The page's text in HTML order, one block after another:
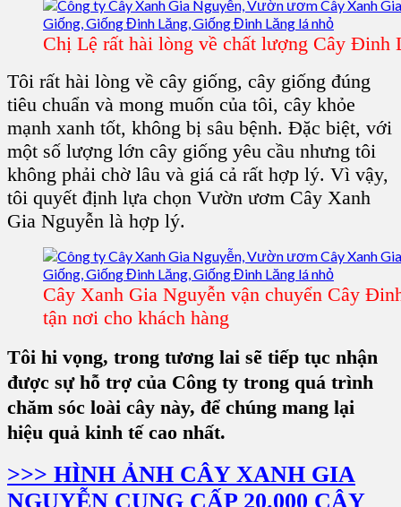
Chị Lệ rất hài lòng về chất lượng Cây Đinh
Tôi rất hài lòng về cây giống, cây giống đúng
tiêu chuẩn và mong muốn của tôi, cây khỏe
mạnh xanh tốt, không bị sâu bệnh. Đặc biệt, với
một số lượng lớn cây giống yêu cầu nhưng tôi
không phải chờ lâu và giá cả rất hợp lý. Vì vậy,
tôi quyết định lựa chọn Vườn ươm Cây Xanh
Gia Nguyễn là hợp lý.
Cây Xanh Gia Nguyễn vận chuyển Cây
tận nơi cho khách hàng
Tôi hi vọng, trong tương lai sẽ tiếp tục nhận
được sự hỗ trợ của Công ty trong quá trình
chăm sóc loài cây này, để chúng mang lại
hiệu quả kinh tế cao nhất.
>>> HÌNH ẢNH CÂY XANH GIA
NGUYỄN CUNG CẤP 20.000 CÂY